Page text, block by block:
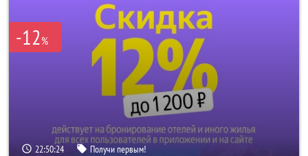
-12%
22:50:24 Получи первым!